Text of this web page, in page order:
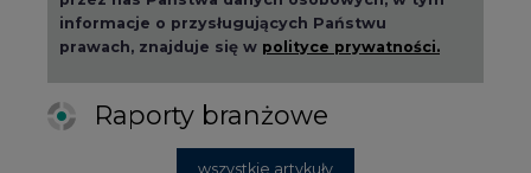
informacje o przysługujących Państwu
prawach, znajduje się w polityce prywatności.
Raporty branżowe
wszystkie artykuły